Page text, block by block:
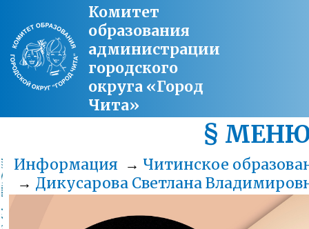
Комитет
образования
администрации
городского
округа «Город
Чита»
§
Информация → Читинское
→ Дикусарова Светлана